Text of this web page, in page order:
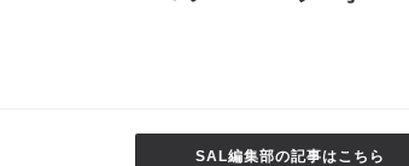
SAL編集部の記事はこちら